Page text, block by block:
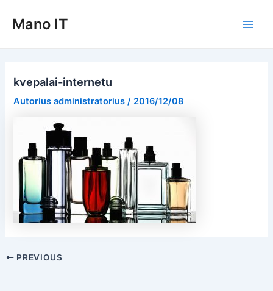
prieMano IT
kvepalai-internetu
Autorius administratorius/ 2016/12/08
PostPREVIOUS